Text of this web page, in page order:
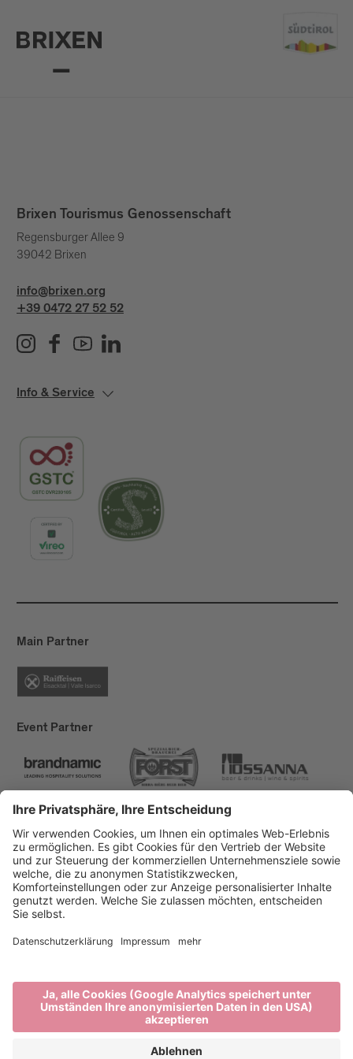
Brixen Tourismus Genossenschaft
Regensburger Allee 9
39042 Brixen
info@brixen.org
+39 0472 27 52 52
Info & Service
Main Partner
Event Partner
Brixen Tourismus
Privacy
Impressum
Förderungen
produced by